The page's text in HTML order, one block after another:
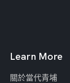
Learn More
關於當代青埔